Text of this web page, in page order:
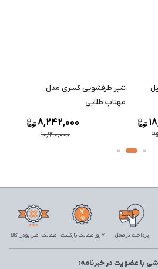
شیر ظرفشویی کسری مدل
مهتاب طلایی
10,990,000
8,242,000
پرداخت در محل 7 روز ضمانت بازگشت ضمانت اصل بودن کالا
با عضویت در خبرنامه: